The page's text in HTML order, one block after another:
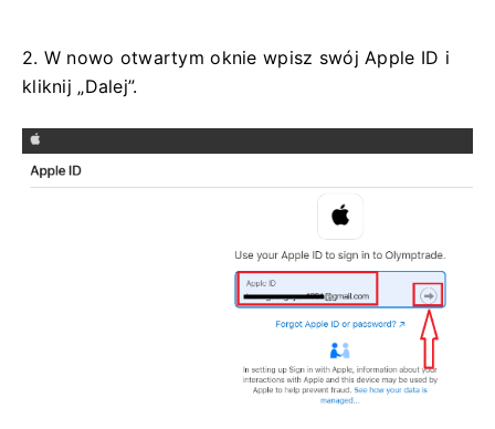
2. W nowo otwartym oknie wpisz swój Apple ID i
kliknij „Dalej”.